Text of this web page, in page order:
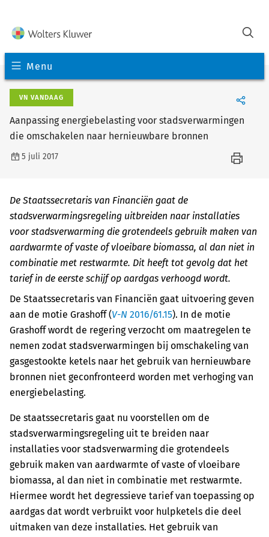
Menu
VN VANDAAG
Aanpassing energiebelasting voor stadsverwarmingen
die omschakelen naar hernieuwbare bronnen
5 juli 2017
De Staatssecretaris van Financiën gaat de
stadsverwarmingsregeling uitbreiden naar installaties
voor stadsverwarming die grotendeels gebruik maken van
aardwarmte of vaste of vloeibare biomassa, al dan niet in
combinatie met restwarmte. Dit heeft tot gevolg dat het
tarief in de eerste schijf op aardgas verhoogd wordt.
De Staatssecretaris van Financiën gaat uitvoering geven
aan de motie Grashoff (V-N 2016/61.15). In de motie
Grashoff wordt de regering verzocht om maatregelen te
nemen zodat stadsverwarmingen bij omschakeling van
gasgestookte ketels naar het gebruik van hernieuwbare
bronnen niet geconfronteerd worden met verhoging van
energiebelasting.
De staatssecretaris gaat nu voorstellen om de
stadsverwarmingsregeling uit te breiden naar
installaties voor stadsverwarming die grotendeels
gebruik maken van aardwarmte of vaste of vloeibare
biomassa, al dan niet in combinatie met restwarmte.
Hiermee wordt het degressieve tarief van toepassing op
aardgas dat wordt verbruikt voor hulpketels die deel
uitmaken van deze installaties. Het gebruik van